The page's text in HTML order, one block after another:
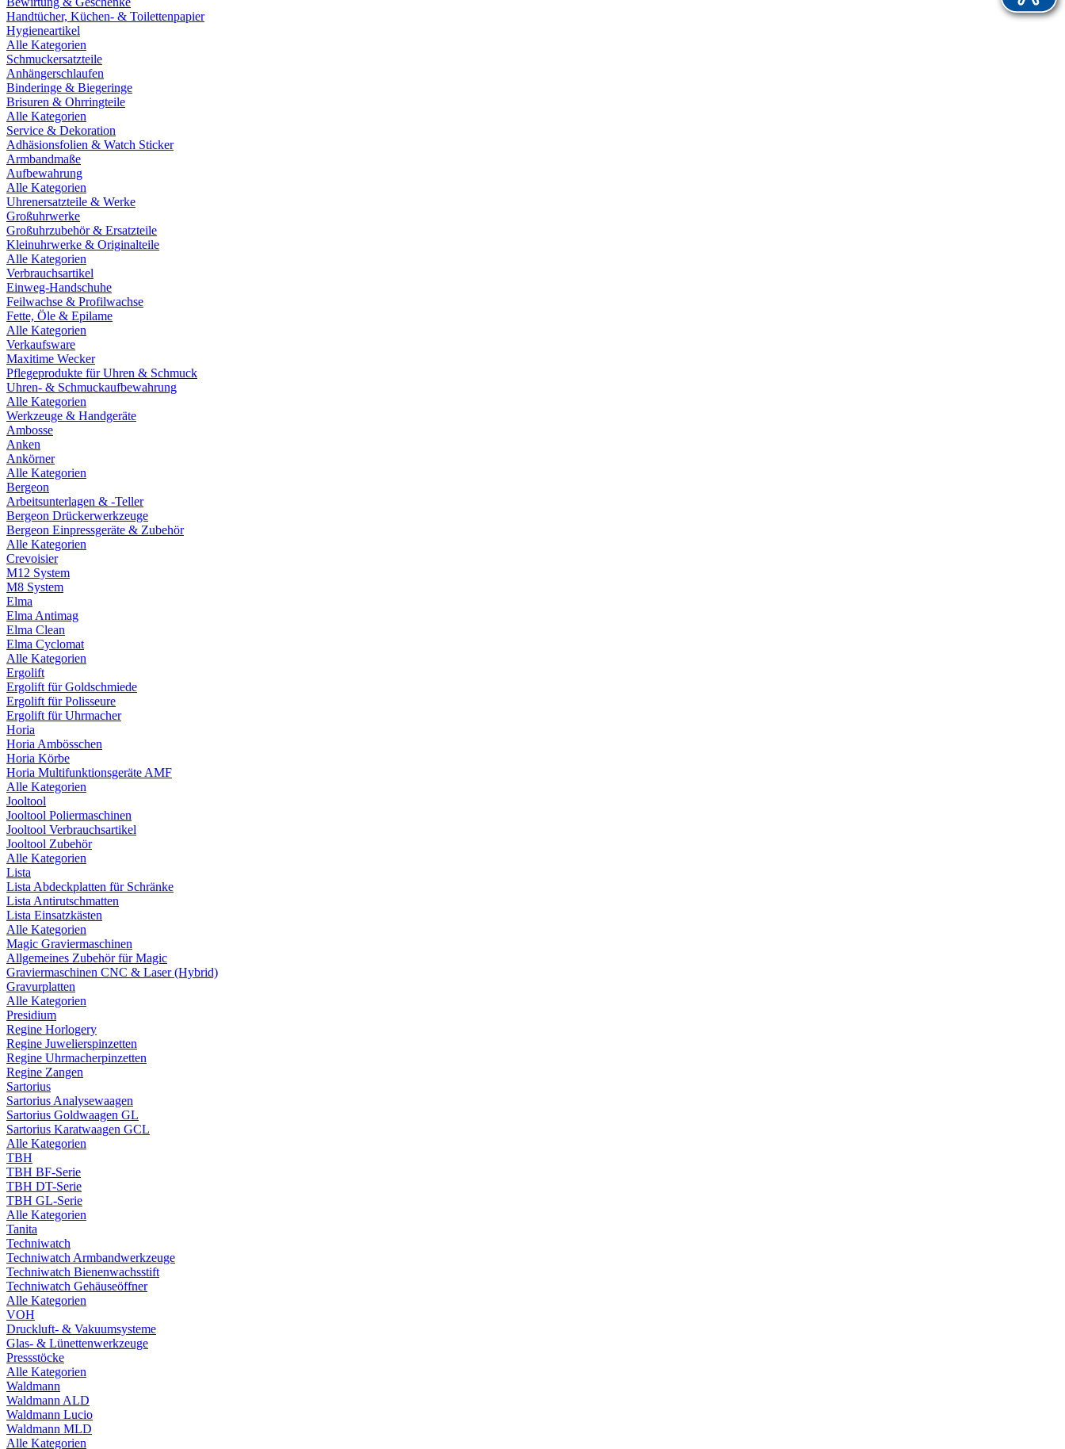
Handtücher, Küchen- & Toilettenpapier
Hygieneartikel
Alle Kategorien
Schmuckersatzteile
Anhängerschlaufen
Binderinge & Biegeringe
Brisuren & Ohrringteile
Alle Kategorien
Service & Dekoration
Adhäsionsfolien & Watch Sticker
Armbandmaße
Aufbewahrung
Alle Kategorien
Uhrenersatzteile & Werke
Großuhrwerke
Großuhrzubehör & Ersatzteile
Kleinuhrwerke & Originalteile
Alle Kategorien
Verbrauchsartikel
Einweg-Handschuhe
Feilwachse & Profilwachse
Fette, Öle & Epilame
Alle Kategorien
Verkaufsware
Maxitime Wecker
Pflegeprodukte für Uhren & Schmuck
Uhren- & Schmuckaufbewahrung
Alle Kategorien
Werkzeuge & Handgeräte
Ambosse
Anken
Ankörner
Alle Kategorien
Bergeon
Arbeitsunterlagen & -Teller
Bergeon Drückerwerkzeuge
Bergeon Einpressgeräte & Zubehör
Alle Kategorien
Crevoisier
M12 System
M8 System
Elma
Elma Antimag
Elma Clean
Elma Cyclomat
Alle Kategorien
Ergolift
Ergolift für Goldschmiede
Ergolift für Polisseure
Ergolift für Uhrmacher
Horia
Horia Ambösschen
Horia Körbe
Horia Multifunktionsgeräte AMF
Alle Kategorien
Jooltool
Jooltool Poliermaschinen
Jooltool Verbrauchsartikel
Jooltool Zubehör
Alle Kategorien
Lista
Lista Abdeckplatten für Schränke
Lista Antirutschmatten
Lista Einsatzkästen
Alle Kategorien
Magic Graviermaschinen
Allgemeines Zubehör für Magic
Graviermaschinen CNC & Laser (Hybrid)
Gravurplatten
Alle Kategorien
Presidium
Regine Horlogery
Regine Juwelierspinzetten
Regine Uhrmacherpinzetten
Regine Zangen
Sartorius
Sartorius Analysewaagen
Sartorius Goldwaagen GL
Sartorius Karatwaagen GCL
Alle Kategorien
TBH
TBH BF-Serie
TBH DT-Serie
TBH GL-Serie
Alle Kategorien
Tanita
Techniwatch
Techniwatch Armbandwerkzeuge
Techniwatch Bienenwachsstift
Techniwatch Gehäuseöffner
Alle Kategorien
VOH
Druckluft- & Vakuumsysteme
Glas- & Lünettenwerkzeuge
Pressstöcke
Alle Kategorien
Waldmann
Waldmann ALD
Waldmann Lucio
Waldmann MLD
Alle Kategorien